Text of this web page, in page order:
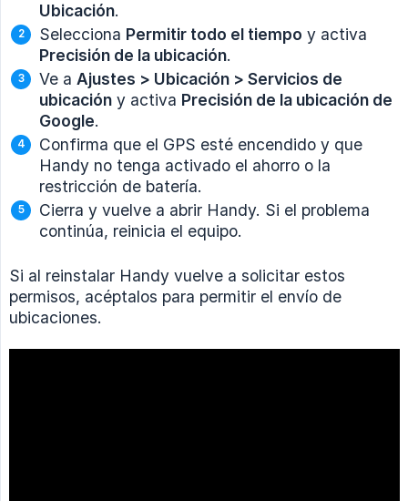
Ubicación.
Selecciona Permitir todo el tiempo y activa
Precisión de la ubicación.
Ve a Ajustes > Ubicación > Servicios de
ubicación y activa Precisión de la ubicación de
Google.
Confirma que el GPS esté encendido y que
Handy no tenga activado el ahorro o la
restricción de batería.
Cierra y vuelve a abrir Handy. Si el problema
continúa, reinicia el equipo.
Si al reinstalar Handy vuelve a solicitar estos
permisos, acéptalos para permitir el envío de
ubicaciones.